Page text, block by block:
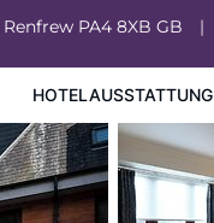
Renfrew PA4 8XB GB
HOTELAUSSTATTUNG